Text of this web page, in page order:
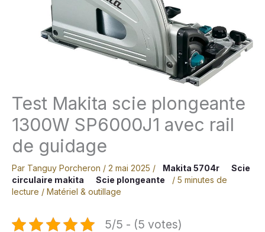
Test Makita scie plongeante
1300W SP6000J1 avec rail
de guidage
Par Tanguy Porcheron / 2 mai 2025 / Makita 5704r
Scie
circulaire makita
Scie plongeante / 5 minutes de
lecture / Matériel & outillage
5/5 - (5 votes)